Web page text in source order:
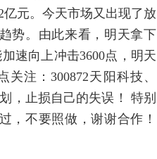
元。今天市场又出现了放
势。由此来看，明天拿下
速向上冲击3600点，明天
注：300872天阳科技、
，止损自己的失误！ 特别
，不要照做，谢谢合作！